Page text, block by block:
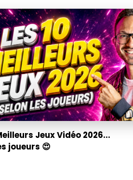
Jeux Vidéo 2026...
joueurs 😍